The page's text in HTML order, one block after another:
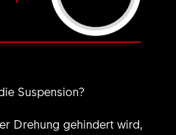
Suspension?
Drehung gehindert wird,